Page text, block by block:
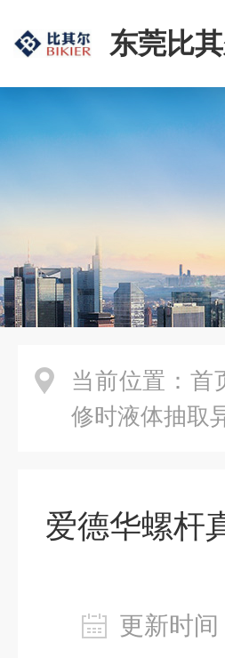
东莞比
公司
当前位置： 首
修时液体抽取
爱德华螺杆
更新时